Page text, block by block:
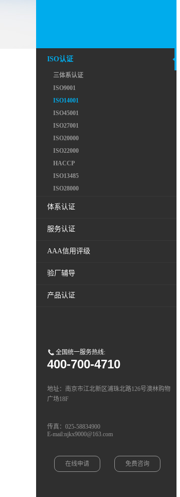
ISO认证
三体系认证
ISO9001
ISO14001
ISO45001
ISO27001
ISO20000
ISO22000
HACCP
ISO13485
ISO28000
体系认证
服务认证
AAA信用评级
验厂辅导
产品认证
全国统一服务热线:
400-700-4710
地址：南京市江北新区浦珠北路126号澳林购物
广场18F
传真：025-58834900
E-mail:njkx9000@163.com
在线申请 免费咨询